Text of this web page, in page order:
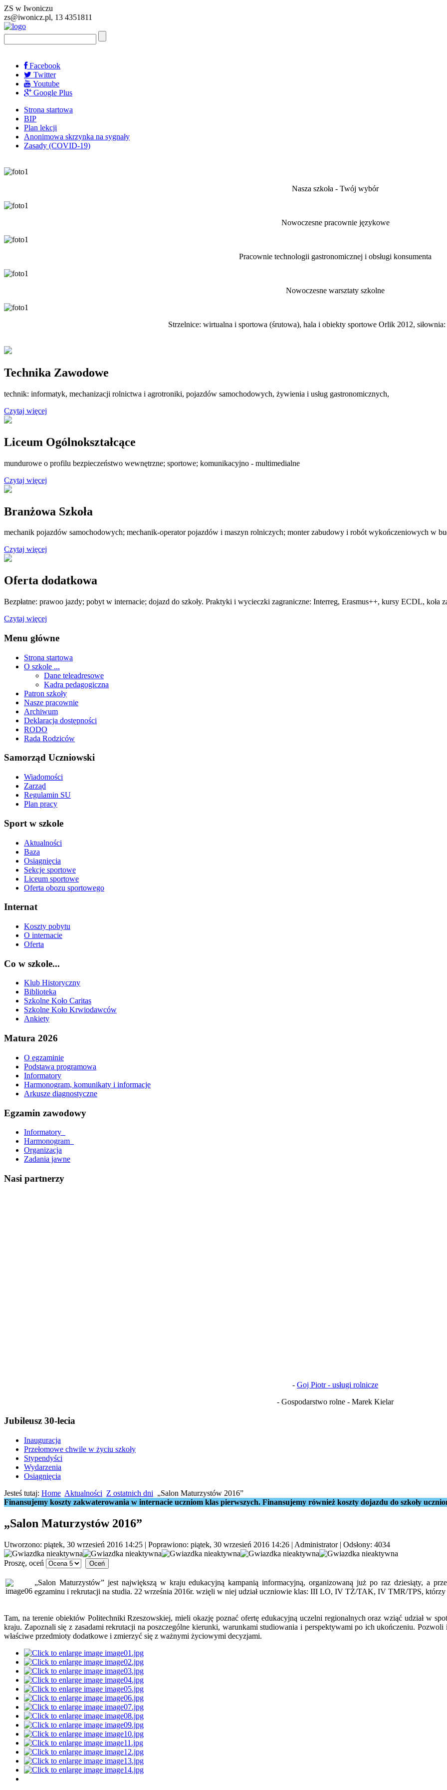
ZS w Iwoniczu
zs@iwonicz.pl, 13 4351811
Facebook
Twitter
Youtube
Google Plus
Strona startowa
BIP
Plan lekcji
Anonimowa skrzynka na sygnały
Zasady (COVID-19)
Nasza szkoła - Twój wybór
Nowoczesne pracownie językowe
Pracownie technologii gastronomicznej i obsługi konsumenta
Nowoczesne warsztaty szkolne
Strzelnice: wirtualna i sportowa (śrutowa), hala i obiekty sportowe Orlik 2012,
Technika Zawodowe
technik: informatyk, mechanizacji rolnictwa i agrotroniki, pojazdów samochodowych, żywienia i usług gastronomicznych,
Czytaj więcej
Liceum Ogólnokształcące
mundurowe o profilu bezpieczeństwo wewnętrzne; sportowe; komunikacyjno - multimedialne
Czytaj więcej
Branżowa Szkoła
mechanik pojazdów samochodowych; mechanik-operator pojazdów i maszyn rolniczych; monter zabudowy i robót wykończeniowych w
Czytaj więcej
Oferta dodatkowa
Bezpłatne: prawoo jazdy; pobyt w internacie; dojazd do szkoły. Praktyki i wycieczki zagraniczne: Interreg, Erasmus++, kursy ECDL, koła
Czytaj więcej
Menu główne
Strona startowa
O szkole ...
Dane teleadresowe
Kadra pedagogiczna
Patron szkoły
Nasze pracownie
Archiwum
Deklaracja dostępności
RODO
Rada Rodziców
Samorząd Uczniowski
Wiadomości
Zarząd
Regulamin SU
Plan pracy
Sport w szkole
Aktualności
Baza
Osiągnięcia
Sekcje sportowe
Liceum sportowe
Oferta obozu sportowego
Internat
Koszty pobytu
O internacie
Oferta
Co w szkole...
Klub Historyczny
Biblioteka
Szkolne Koło Caritas
Szkolne Koło Krwiodawców
Ankiety
Matura 2026
O egzaminie
Podstawa programowa
Informatory
Harmonogram, komunikaty i informacje
Arkusze diagnostyczne
Egzamin zawodowy
Informatory_
Harmonogram_
Organizacja
Zadania jawne
Nasi partnerzy
- Goj Piotr - usługi rolnicze
- Gospodarstwo rolne - Marek Kielar
Jubileusz 30-lecia
Inauguracja
Przełomowe chwile w życiu szkoły
Stypendyści
Wydarzenia
Osiągnięcia
Jesteś tutaj: Home Aktualności Z ostatnich dni „Salon Maturzystów 2016”
Finansujemy koszty zakwaterowania w internacie uczniom klas pierwszych. Finansujemy również koszty dojazdu do szkoły
„Salon Maturzystów 2016”
Utworzono: piątek, 30 wrzesień 2016 14:25 | Poprawiono: piątek, 30 wrzesień 2016 14:26 | Administrator| Odsłony: 4034
Proszę, oceń
„Salon Maturzystów” jest największą w kraju edukacyjną kampanią informacyjną, organizowaną już po raz dziesiąty, a
egzaminu i rekrutacji na studia. 22 września 2016r. wzięli w niej udział uczniowie klas: III LO, IV TŻ/TAK, IV TMR/TPS,
Tam, na terenie obiektów Politechniki Rzeszowskiej, mieli okazję poznać ofertę edukacyjną uczelni regionalnych oraz wziąć udział w
kraju. Zapoznali się z zasadami rekrutacji na poszczególne kierunki, warunkami studiowania i perspektywami po ich ukończeniu.
właściwe przedmioty dodatkowe i zmierzyć się z ważnymi życiowymi decyzjami.